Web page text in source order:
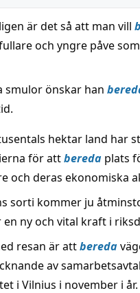
är det så att man vill
och yngre påve
smulor önskar han
hektar land har
för attbereda plats
och deras ekonomiska
sorti kommer ju
ny och vital kraft i
resan är attbereda
av
i Vilnius i november i år.